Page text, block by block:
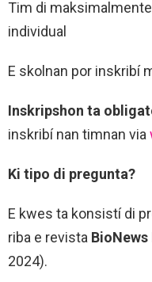
Tim di
individual
E skolnan por inskribí
Inskripshon ta
inskribí nan timnan via
Ki tipo di pregunta?
E kwes ta konsistí di
riba e revista BioNews
2024).